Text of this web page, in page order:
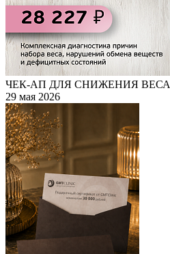
ЧЕК-АП ДЛЯ СНИЖЕНИЯ ВЕСА
29 мая 2026